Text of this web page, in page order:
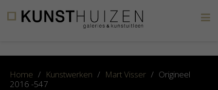
Home / Kunstwerken / Mart Visser / Origineel
2016 -547